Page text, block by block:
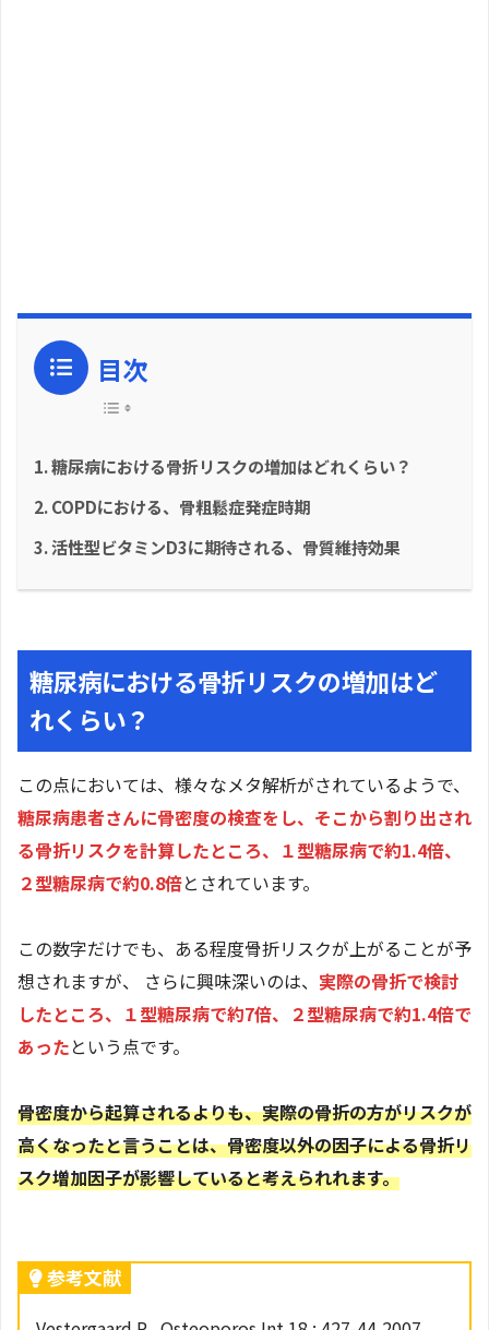
目次
糖尿病における骨折リスクの増加はどれくらい？
COPDにおける、骨粗鬆症発症時期
活性型ビタミンD3に期待される、骨質維持効果
糖尿病における骨折リスクの増加はど
れくらい？
この点においては、様々なメタ解析がされているようで、
糖尿病患者さんに骨密度の検査をし、そこから割り出され
る骨折リスクを計算したところ、１型糖尿病で約1.4倍、
２型糖尿病で約0.8倍とされています。
この数字だけでも、ある程度骨折リスクが上がることが予
想されますが、 さらに興味深いのは、 実際の骨折で検討
したところ、１型糖尿病で約7倍、２型糖尿病で約1.4倍で
あったという点です。
骨密度から起算されるよりも、実際の骨折の方がリスクが
高くなったと言うことは、骨密度以外の因子による骨折リ
スク増加因子が影響していると考えられれます。
参考文献